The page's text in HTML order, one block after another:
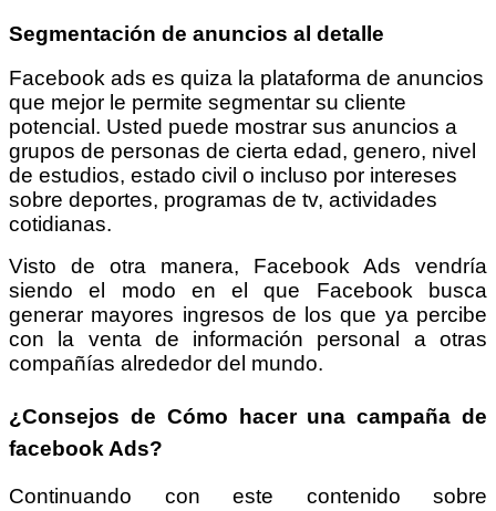
Segmentación de anuncios al detalle
Facebook ads es quiza la plataforma de anuncios
que mejor le permite segmentar su cliente
potencial. Usted puede mostrar sus anuncios a
grupos de personas de cierta edad, genero, nivel
de estudios, estado civil o incluso por intereses
sobre deportes, programas de tv, actividades
cotidianas.
Visto de otra manera, Facebook Ads vendría
siendo el modo en el que Facebook busca
generar mayores ingresos de los que ya percibe
con la venta de información personal a otras
compañías alrededor del mundo.
¿Consejos de Cómo hacer una campaña de
facebook Ads?
Continuando con este contenido sobre